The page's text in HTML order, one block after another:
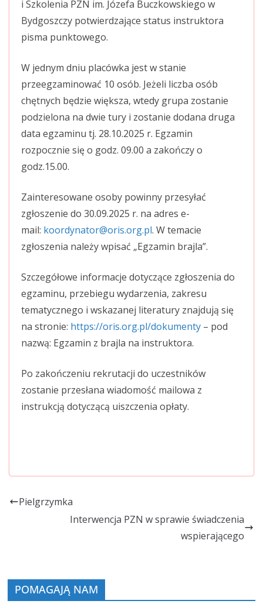
i Szkolenia PZN im. Józefa Buczkowskiego w
Bydgoszczy potwierdzające status instruktora
pisma punktowego.
W jednym dniu placówka jest w stanie
przeegzaminować 10 osób. Jeżeli liczba osób
chętnych będzie większa, wtedy grupa zostanie
podzielona na dwie tury i zostanie dodana druga
data egzaminu tj. 28.10.2025 r. Egzamin
rozpocznie się o godz. 09.00 a zakończy o
godz.15.00.
Zainteresowane osoby powinny przesyłać
zgłoszenie do 30.09.2025 r. na adres e-
mail: koordynator@oris.org.pl. W temacie
zgłoszenia należy wpisać „Egzamin brajla”.
Szczegółowe informacje dotyczące zgłoszenia do
egzaminu, przebiegu wydarzenia, zakresu
tematycznego i wskazanej literatury znajdują się
na stronie: https://oris.org.pl/dokumenty – pod
nazwą: Egzamin z brajla na instruktora.
Po zakończeniu rekrutacji do uczestników
zostanie przesłana wiadomość mailowa z
instrukcją dotyczącą uiszczenia opłaty.
Pielgrzymka
Interwencja PZN w sprawie świadczenia
wspierającego
POMAGAJĄ NAM